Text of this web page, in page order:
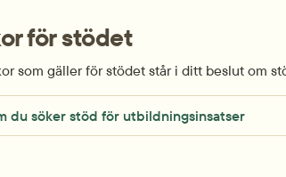
för stödet
som gäller för stödet står i ditt beslut om
du söker stöd för utbildningsinsatser